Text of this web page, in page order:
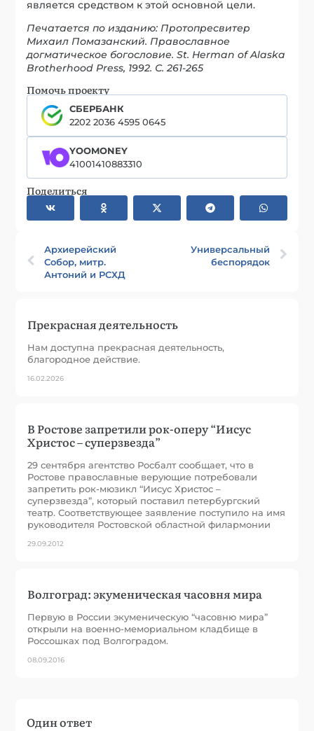
является средством к этой основной цели.
Печатается по изданию: Протопресвитер
Михаил Помазанский. Православное
догматическое богословие. St. Herman of Alaska
Brotherhood Press, 1992. С. 261-265
Помочь проекту
СБЕРБАНК
2202 2036 4595 0645
YOOMONEY
41001410883310
Поделиться
Архиерейский
Собор, митр.
Антоний и РСХД
Универсальный
беспорядок
Прекрасная деятельность
Нам доступна прекрасная деятельность,
благородное действие.
16.02.2026
В Ростове запретили рок-оперу “Иисус
Христос – суперзвезда”
29 сентября агентство Росбалт сообщает, что в
Ростове православные верующие потребовали
запретить рок-мюзикл “Иисус Христос –
суперзвезда”, который поставил петербургский
театр. Соответствующее заявление поступило на имя
руководителя Ростовской областной филармонии
29.09.2012
Волгоград: экуменическая часовня мира
Первую в России экуменическую “часовню мира”
открыли на военно-мемориальном кладбище в
Россошках под Волгоградом.
08.09.2016
Один ответ